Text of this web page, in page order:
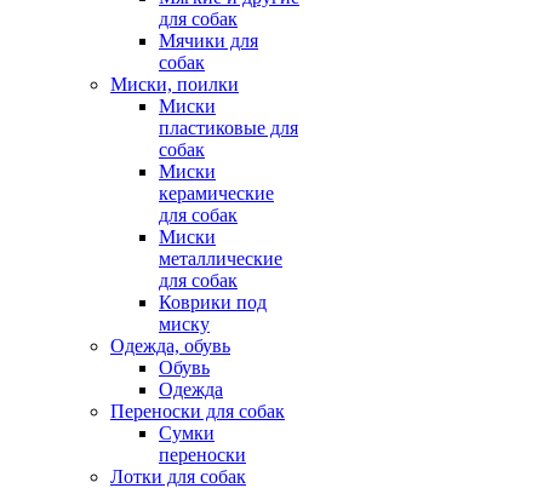
для собак
Мячики для
собак
Миски, поилки
Миски
пластиковые для
собак
Миски
керамические
для собак
Миски
металлические
для собак
Коврики под
миску
Одежда, обувь
Обувь
Одежда
Переноски для собак
Сумки
переноски
Лотки для собак